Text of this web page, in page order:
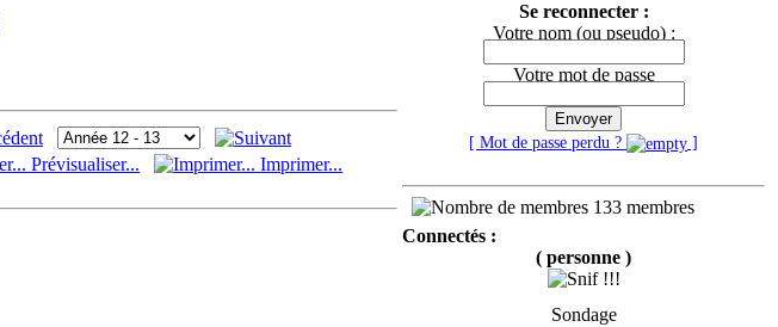
Prévisualiser... Imprimer...
Se reconnecter :
Votre nom (ou pseudo) :
Votre mot de passe
Envoyer
[ Mot de passe perdu ? ]
133 membres
Connectés :
( personne )
Sondage